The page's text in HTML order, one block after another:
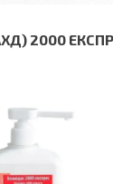
2000